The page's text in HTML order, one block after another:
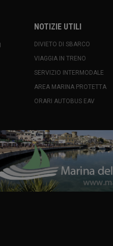
NOTIZIE UTILI
DIVIETO DI SBARCO
VIAGGIA IN TRENO
SERVIZIO INTERMODALE
AREA MARINA PROTETTA
ORARI AUTOBUS EAV